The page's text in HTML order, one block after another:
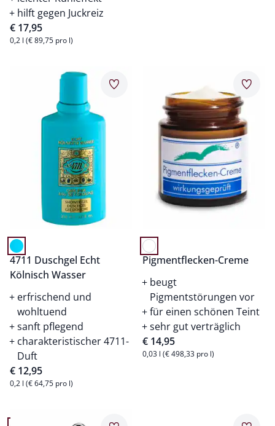
hilft gegen Juckreiz
€ 17,95
0,2 l (€ 89,75 pro l)
Artikel 9 von 20.
4711 Duschgel Echt
Kölnisch Wasser
erfrischend und
wohltuend
sanft pflegend
charakteristischer 4711-
Duft
€ 12,95
0,2 l (€ 64,75 pro l)
Merkzettel
Pigmentflecken-Creme
beugt
Pigmentstörungen vor
für einen schönen Teint
sehr gut verträglich
€ 14,95
0,03 l (€ 498,33 pro l)
Artikel 11 von 20.